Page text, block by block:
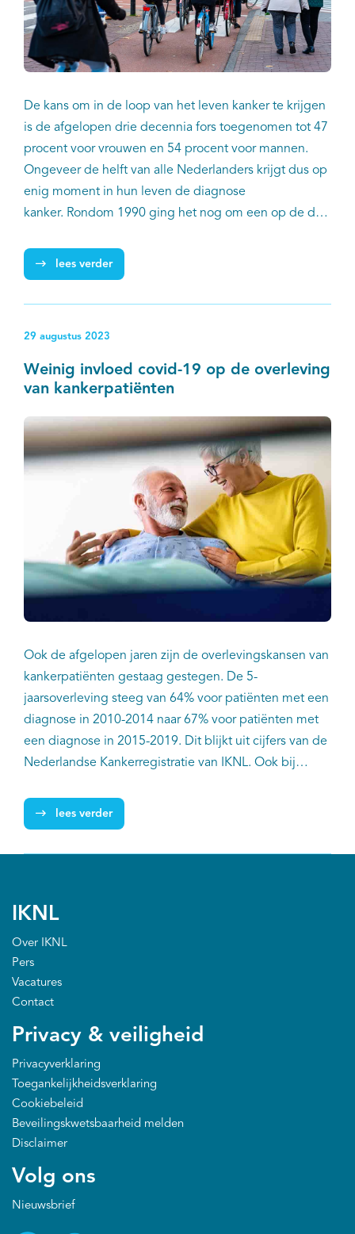
De kans om in de loop van het leven kanker te krijgen
is de afgelopen drie decennia fors toegenomen tot 47
procent voor vrouwen en 54 procent voor mannen.
Ongeveer de helft van alle Nederlanders krijgt dus op
enig moment in hun leven de diagnose
kanker. Rondom 1990 ging het nog om een op de drie
Integraal Kankercentrum Nederland (IKNL) in het
Nederlands Tijdschrift voor Geneeskunde. De kans om
lees verder
29 augustus 2023
Weinig invloed covid-19 op de overleving
van kankerpatiënten
Ook de afgelopen jaren zijn de overlevingskansen van
kankerpatiënten gestaag gestegen. De 5-
jaarsoverleving steeg van 64% voor patiënten met een
diagnose in 2010-2014 naar 67% voor patiënten met
een diagnose in 2015-2019. Dit blijkt uit cijfers van de
Nederlandse Kankerregistratie van IKNL. Ook bij
2020-2021 kregen, lijkt de 2-jaarsoverleving licht
toegenomen: 76%. Dit was 1% hoger dan van
lees verder
IKNL
Over IKNL
Pers
Vacatures
Contact
Privacy & veiligheid
Privacyverklaring
Toegankelijkheidsverklaring
Cookiebeleid
Beveilingskwetsbaarheid melden
Disclaimer
Volg ons
Nieuwsbrief